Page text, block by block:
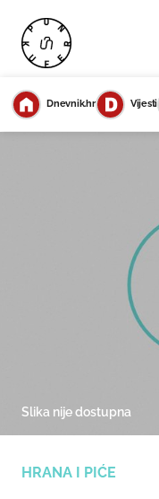
Dnevnik.hr Vijesti
HRANA I PIĆE
Slika nije dostupna